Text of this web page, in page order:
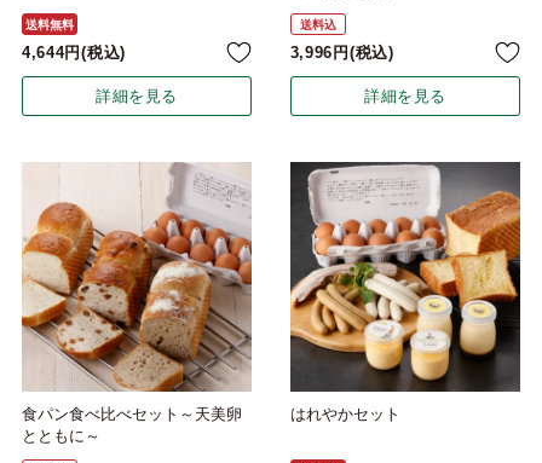
送料無料
4,644 税込
詳細を見る
送料込
3,996 税込
詳細を見る
食パン食べ比べセット～天美卵
とともに～
はれやかセット